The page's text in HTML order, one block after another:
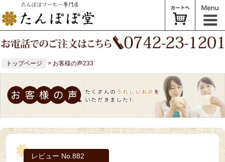
トップページ > お客様の声233
レビュー No.882